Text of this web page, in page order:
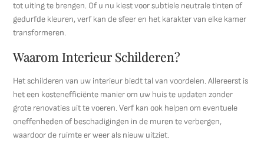
tot uiting te brengen. Of u nu kiest voor subtiele neutrale tinten of
gedurfde kleuren, verf kan de sfeer en het karakter van elke kamer
transformeren.
Waarom Interieur Schilderen?
Het schilderen van uw interieur biedt tal van voordelen. Allereerst is
het een kostenefficiënte manier om uw huis te updaten zonder
grote renovaties uit te voeren. Verf kan ook helpen om eventuele
oneffenheden of beschadigingen in de muren te verbergen,
waardoor de ruimte er weer als nieuw uitziet.